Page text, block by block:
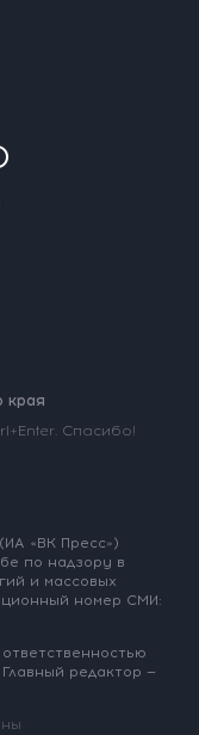
края
Спасибо!
(ИА «ВК Пресс»)
по надзору в
и массовых
номер СМИ:
ответственностью
Главный редактор —